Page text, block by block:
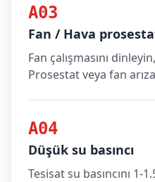
A03
Fan / Hava
Fan çalışmasını
Prosestat veya fan
A04
Düşük su basıncı
Tesisat su basıncını